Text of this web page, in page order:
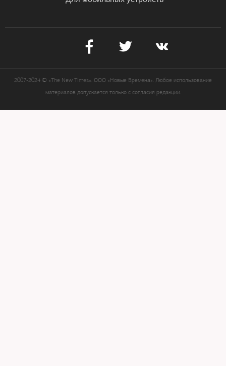
2007-2024 © «The New Times». ООО «Новые Времена». Любое использование
материалов допускается только с согласия редакции.